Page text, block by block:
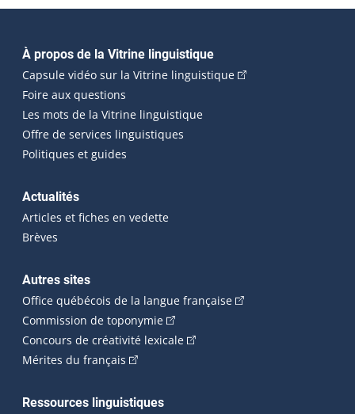
Navigation principale
À propos de la Vitrine linguistique
Capsule vidéo sur la Vitrine linguistique(Cet hyperlien
Foire aux questions
Les mots de la Vitrine linguistique
Offre de services linguistiques
Politiques et guides
Actualités
Articles et fiches en vedette
Brèves
Autres sites
Office québécois de la langue française(Cet hyperlien
Commission de toponymie(Cet hyperlien externe s'ouvrira
Concours de créativité lexicale(Cet hyperlien externe
Mérites du français (Cet hyperlien externe s'ouvrira dans une
Ressources linguistiques